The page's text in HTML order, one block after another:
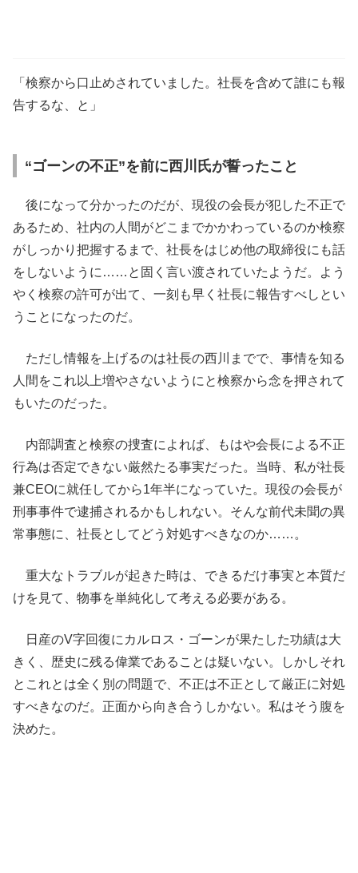
「検察から口止めされていました。社長を含めて誰にも報
告するな、と」
“ゴーンの不正”を前に西川氏が誓ったこと
後になって分かったのだが、現役の会長が犯した不正で
あるため、社内の人間がどこまでかかわっているのか検察
がしっかり把握するまで、社長をはじめ他の取締役にも話
をしないように……と固く言い渡されていたようだ。よう
やく検察の許可が出て、一刻も早く社長に報告すべしとい
うことになったのだ。
ただし情報を上げるのは社長の西川までで、事情を知る
人間をこれ以上増やさないようにと検察から念を押されて
もいたのだった。
内部調査と検察の捜査によれば、もはや会長による不正
行為は否定できない厳然たる事実だった。当時、私が社長
兼CEOに就任してから1年半になっていた。現役の会長が
刑事事件で逮捕されるかもしれない。そんな前代未聞の異
常事態に、社長としてどう対処すべきなのか……。
重大なトラブルが起きた時は、できるだけ事実と本質だ
けを見て、物事を単純化して考える必要がある。
日産のV字回復にカルロス・ゴーンが果たした功績は大
きく、歴史に残る偉業であることは疑いない。しかしそれ
とこれとは全く別の問題で、不正は不正として厳正に対処
すべきなのだ。正面から向き合うしかない。私はそう腹を
決めた。